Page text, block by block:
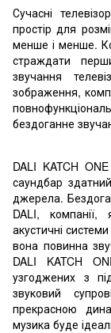
Сучасні
простір для
менше і менше.
страждати
звучання
зображення,
бездоганне
DALI KATCH
саундбар
джерела.
DALI,
акустичні
вона повинна
DALI KATCH
узгоджених з
звуковий
прекрасною
музика буде